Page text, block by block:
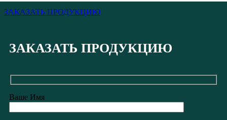
ЗАКАЗАТЬ ПРОДУКЦИЮ
ЗАКАЗАТЬ ПРОДУКЦИЮ
Ваше Имя